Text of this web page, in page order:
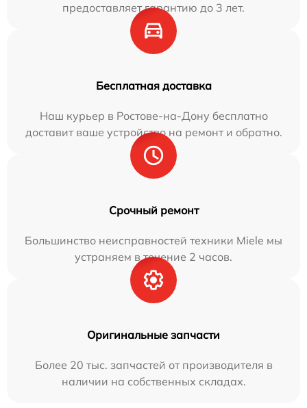
предоставляет гарантию до 3 лет.
Бесплатная доставка
Наш курьер в Ростове-на-Дону бесплатно
доставит ваше устройство на ремонт и обратно.
Срочный ремонт
Большинство неисправностей техники Miele мы
устраняем в течение 2 часов.
Оригинальные запчасти
Более 20 тыс. запчастей от производителя в
наличии на собственных складах.